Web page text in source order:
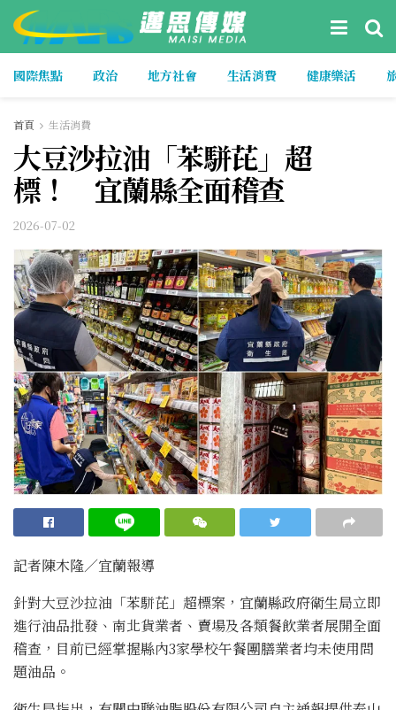
國際焦點 政治 地方社會 生活消費 健康樂活
首頁 生活消費
大豆沙拉油「苯駢芘」超
標！ 宜蘭縣全面稽查
2026-07-02
記者陳木隆∕宜蘭報導
針對大豆沙拉油「苯駢芘」超標案，宜蘭縣政府衛生局立即
進行油品批發、南北貨業者、賣場及各類餐飲業者展開全面
稽查，目前已經掌握縣內3家學校午餐團膳業者均未使用問
題油品。